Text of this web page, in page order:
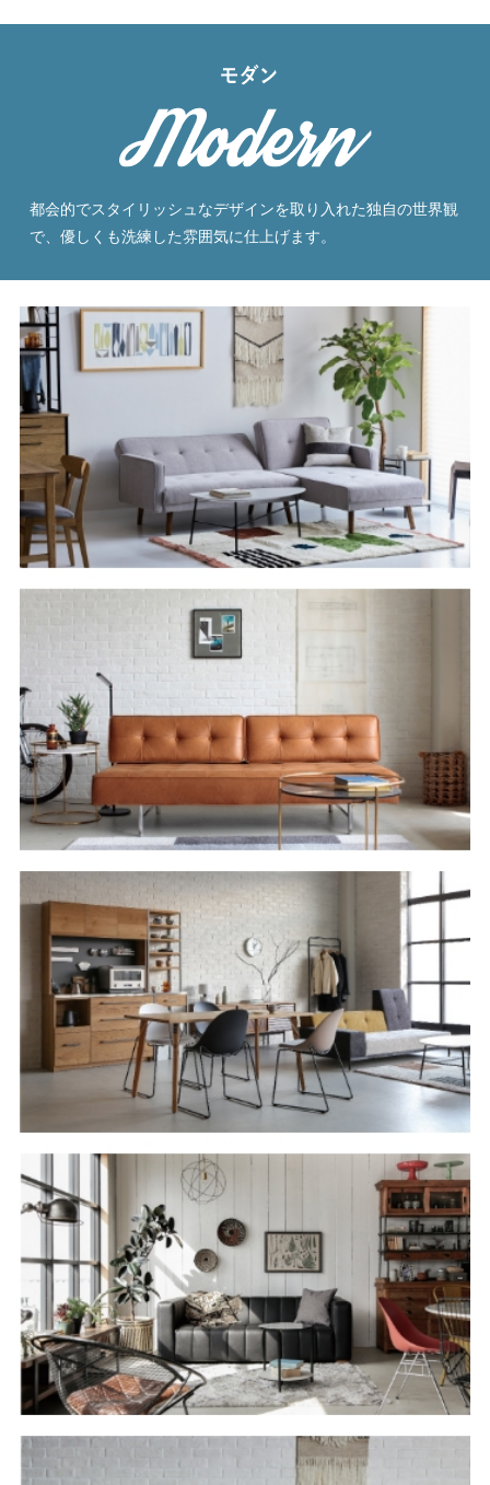
都会的でスタイリッシュなデザインを取り入れた独自の世界観
で、優しくも洗練した雰囲気に仕上げます。